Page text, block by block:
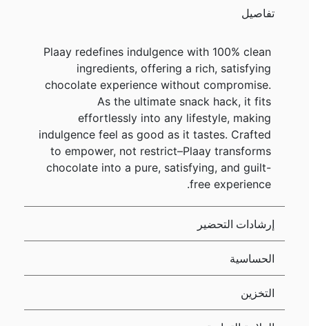
تفاصيل
Plaay redefines indulgence with 100% clean
ingredients, offering a rich, satisfying
chocolate experience without compromise.
As the ultimate snack hack, it fits
effortlessly into any lifestyle, making
indulgence feel as good as it tastes. Crafted
to empower, not restrict–Plaay transforms
chocolate into a pure, satisfying, and guilt-
free experience.
إرشادات التحضير
الحساسية
التخزين